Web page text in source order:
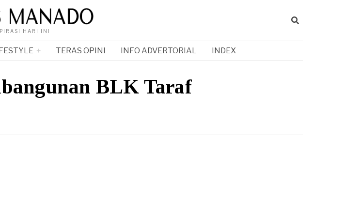
HARI INI
TERAS OPINI INFO ADVERTORIAL INDEX
BLK Taraf